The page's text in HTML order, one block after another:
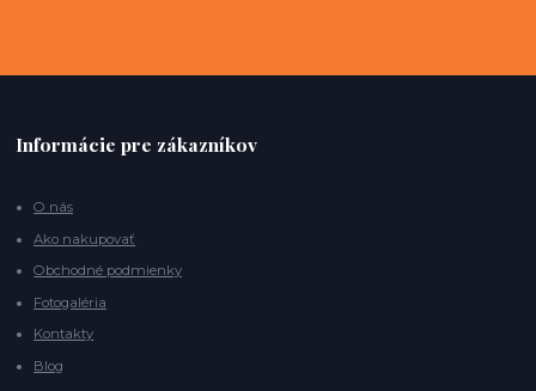
Informácie pre zákazníkov
O nás
Ako nakupovať
Obchodné podmienky
Fotogaléria
Kontakty
Blog